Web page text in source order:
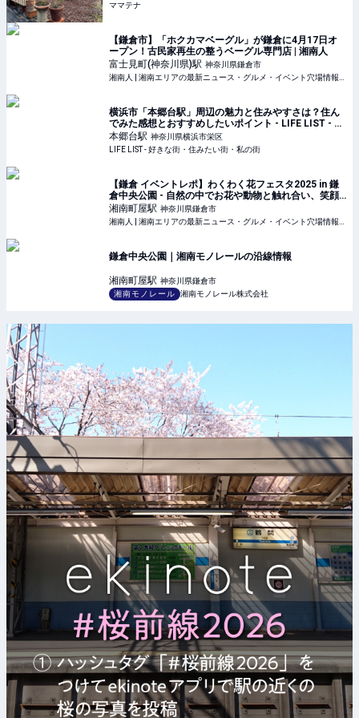
ママテナ
【鎌倉市】「ホクカマベーグル」が鎌倉に4月17日オ
ープン！古民家再生の整うベーグル専門店 | 湘南人
富士見町(神奈川県)駅 神奈川県鎌倉市
横浜市「本郷台駅」周辺の魅力と住みやすさは？住ん
でみた感想とおすすめしたいポイント - LIFE LIST - 好
きな街・住みたい街・私の街
本郷台駅 神奈川県横浜市栄区
LIFE LIST - 好きな街・住みたい街・私の街
【鎌倉 イベントレポ】わくわく花フェスタ2025 in 鎌
倉中央公園 - 自然の中でお花や動物と触れ合い、笑顔
溢れるイベント！ | 湘南人
湘南町屋駅 神奈川県鎌倉市
鎌倉中央公園｜湘南モノレールの沿線情報
湘南町屋駅 神奈川県鎌倉市
湘南モノレール
湘南モノレール株式会社